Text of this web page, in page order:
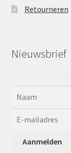
Retourneren
Nieuwsbrief